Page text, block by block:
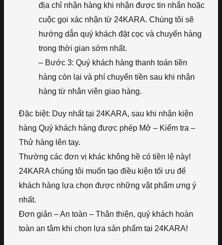
địa chỉ nhận hàng khi nhận được tin nhắn hoặc
cuộc gọi xác nhận từ 24KARA. Chúng tôi sẽ
hướng dẫn quý khách đặt cọc và chuyển hàng
trong thời gian sớm nhất.
– Bước 3: Quý khách hàng thanh toán tiền
hàng còn lại và phí chuyển tiền sau khi nhận
hàng từ nhân viên giao hàng.
Đặc biệt: Duy nhất tại 24KARA, sau khi nhận kiện
hàng Quý khách hàng được phép Mở – Kiểm tra –
Thử hàng lên tay.
Thường các đơn vị khác không hề có tiền lệ này!
24KARA chúng tôi muốn tạo điều kiện tối ưu để
khách hàng lựa chọn được những vật phẩm ưng ý
nhất.
Đơn giản – An toàn – Thân thiện, quý khách hoàn
toàn an tâm khi chọn lựa sản phẩm tại 24KARA!